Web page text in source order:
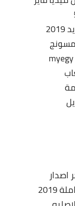
اصدار